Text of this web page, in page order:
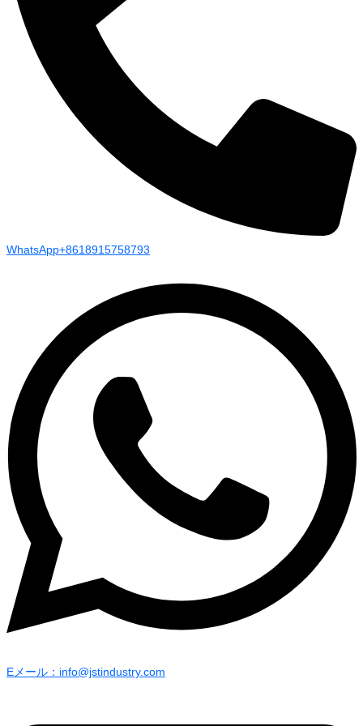
WhatsApp+8618915758793
Eメール：info@jstindustry.com